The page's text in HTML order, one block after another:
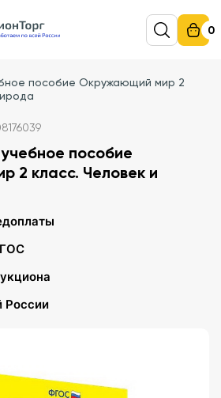
0
пособие Окружающий мир 2
пособие
2 класс. Человек и
России